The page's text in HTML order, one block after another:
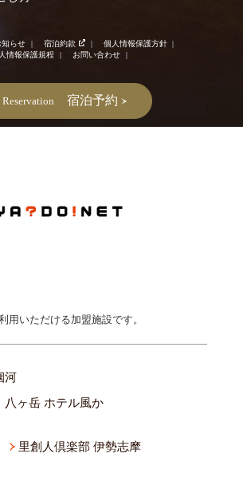
知らせ 宿泊約款
個人情報保護方針
情報保護規程
お問い合わせ
Reservation 宿泊予約
用いただける加盟施設です。
河
八ヶ岳 ホテル風か
里創人倶楽部 伊勢志摩